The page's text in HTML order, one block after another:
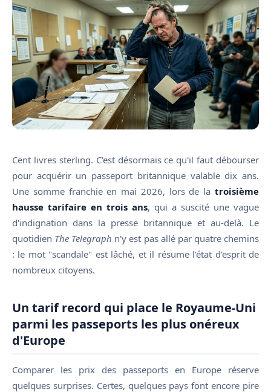
Cent livres sterling. C'est désormais ce qu'il faut débourser
pour acquérir un passeport britannique valable dix ans.
Une somme franchie en mai 2026, lors de la troisième
hausse tarifaire en trois ans, qui a suscité une vague
d'indignation dans la presse britannique et au-delà. Le
quotidien The Telegraph n'y est pas allé par quatre chemins
: le mot "scandale" est lâché, et il résume l'état d'esprit de
nombreux citoyens.
Un tarif record qui place le Royaume-Uni
parmi les passeports les plus onéreux
d'Europe
Comparer les prix des passeports en Europe réserve
quelques surprises. Certes, quelques pays font encore pire